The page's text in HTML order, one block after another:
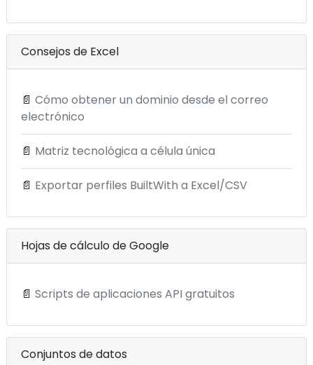
Consejos de Excel
📄 Cómo obtener un dominio desde el correo
electrónico
📄 Matriz tecnológica a célula única
📄 Exportar perfiles BuiltWith a Excel/CSV
Hojas de cálculo de Google
📄 Scripts de aplicaciones API gratuitos
Conjuntos de datos